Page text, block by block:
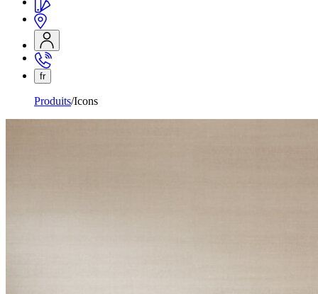
fr
Produits Icons